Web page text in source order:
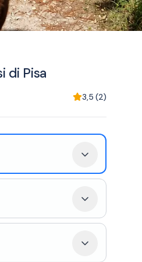
di Pisa
3,5 (2)